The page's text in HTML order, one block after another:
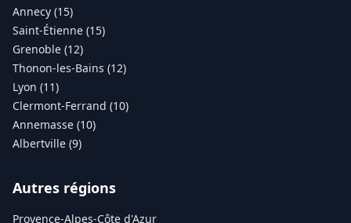
Annecy (15)
Saint-Étienne (15)
Grenoble (12)
Thonon-les-Bains (12)
Lyon (11)
Clermont-Ferrand (10)
Annemasse (10)
Albertville (9)
Autres régions
Provence-Alpes-Côte d'Azur